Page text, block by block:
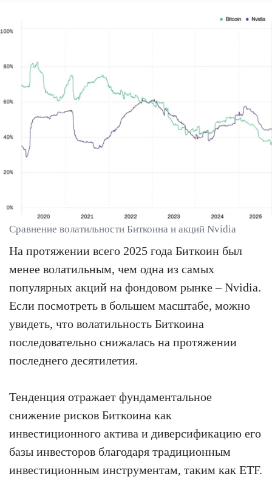
Сравнение волатильности Биткоина и акций Nvidia
На протяжении всего 2025 года Биткоин был
менее волатильным, чем одна из самых
популярных акций на фондовом рынке – Nvidia.
Если посмотреть в большем масштабе, можно
увидеть, что волатильность Биткоина
последовательно снижалась на протяжении
последнего десятилетия.
Тенденция отражает фундаментальное
снижение рисков Биткоина как
инвестиционного актива и диверсификацию его
базы инвесторов благодаря традиционным
инвестиционным инструментам, таким как ETF.